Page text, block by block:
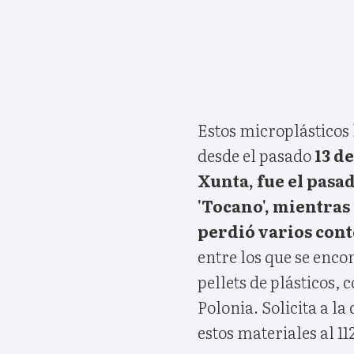
Estos
desde el pasado13
Xunta, fue el
'Tocano', mientras
perdió varios
entre los que se
pellets de plásticos,
Polonia. Solicita a
estos materiales al